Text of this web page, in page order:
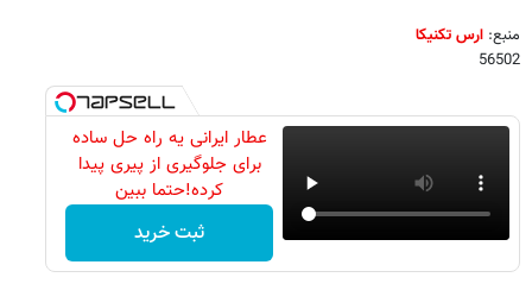
منبع: ارس تکنیکا
56502
عطار ایرانی یه راه حل ساده
برای جلوگیری از پیری پیدا
کرده!حتما ببین
ثبت خرید